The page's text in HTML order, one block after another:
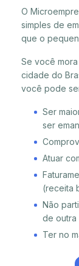
O
simples de
que o
Se você
cidade do
você pode
Ser
ser
Atuar
(receita
Não
de outra
Ter no